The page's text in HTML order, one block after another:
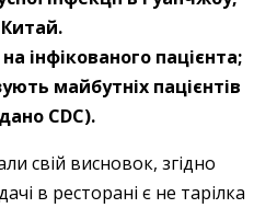
Китай.
інфікованого пацієнта;
майбутніх пацієнтів
CDC).
свій висновок, згідно
в ресторані є не тарілка